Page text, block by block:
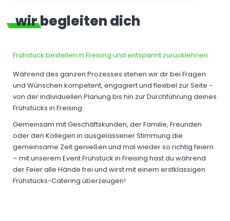
wir begleiten dich
Frühstück bestellen in Freising und entspannt zurücklehnen
Während des ganzen Prozesses stehen wir dir bei Fragen
und Wünschen kompetent, engagiert und flexibel zur Seite -
von der individuellen Planung bis hin zur Durchführung deines
Frühstücks in Freising.
Gemeinsam mit Geschäftskunden, der Familie, Freunden
oder den Kollegen in ausgelassener Stimmung die
gemeinsame Zeit genießen und mal wieder so richtig feiern
– mit unserem Event Frühstück in Freising hast du während
der Feier alle Hände frei und wirst mit einem erstklassigen
Frühstücks-Catering überzeugen!